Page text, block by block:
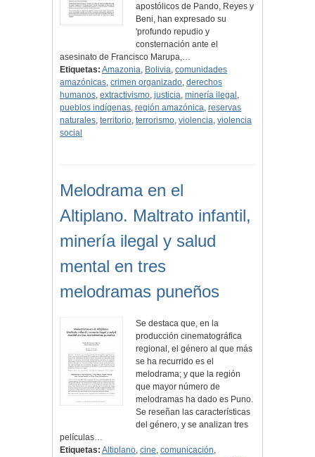
apostólicos de Pando, Reyes y
Beni, han expresado su
'profundo repudio y
consternación ante el
asesinato de Francisco Marupa,…
Etiquetas: Amazonia, Bolivia, comunidades
amazónicas, crimen organizado, derechos
humanos, extractivismo, justicia, minería ilegal ,
pueblos indígenas, región amazónica, reservas
naturales, territorio, terrorismo, violencia, violencia
social
Melodrama en el
Altiplano. Maltrato infantil,
minería ilegal y salud
mental en tres
melodramas puneños
Se destaca que, en la
producción cinematográfica
regional, el género al que más
se ha recurrido es el
melodrama; y que la región
que mayor número de
melodramas ha dado es Puno.
Se reseñan las características
del género, y se analizan tres
películas…
Etiquetas: Altiplano, cine, comunicación,